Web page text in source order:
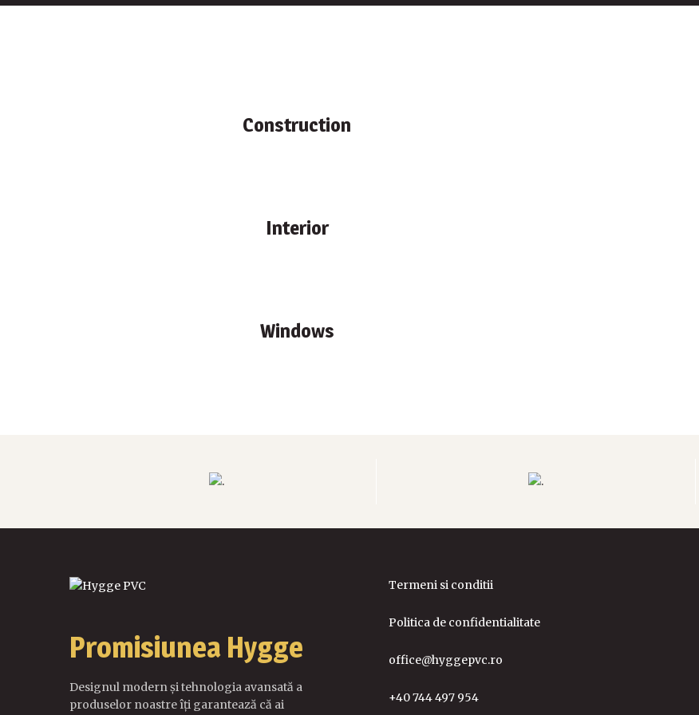
Construction
Interior
Windows
Promisiunea Hygge
Designul modern și tehnologia avansată a
produselor noastre îți garantează că ai
Termeni si conditii
Politica de confidentialitate
office@hyggepvc.ro
+40 744 497 954